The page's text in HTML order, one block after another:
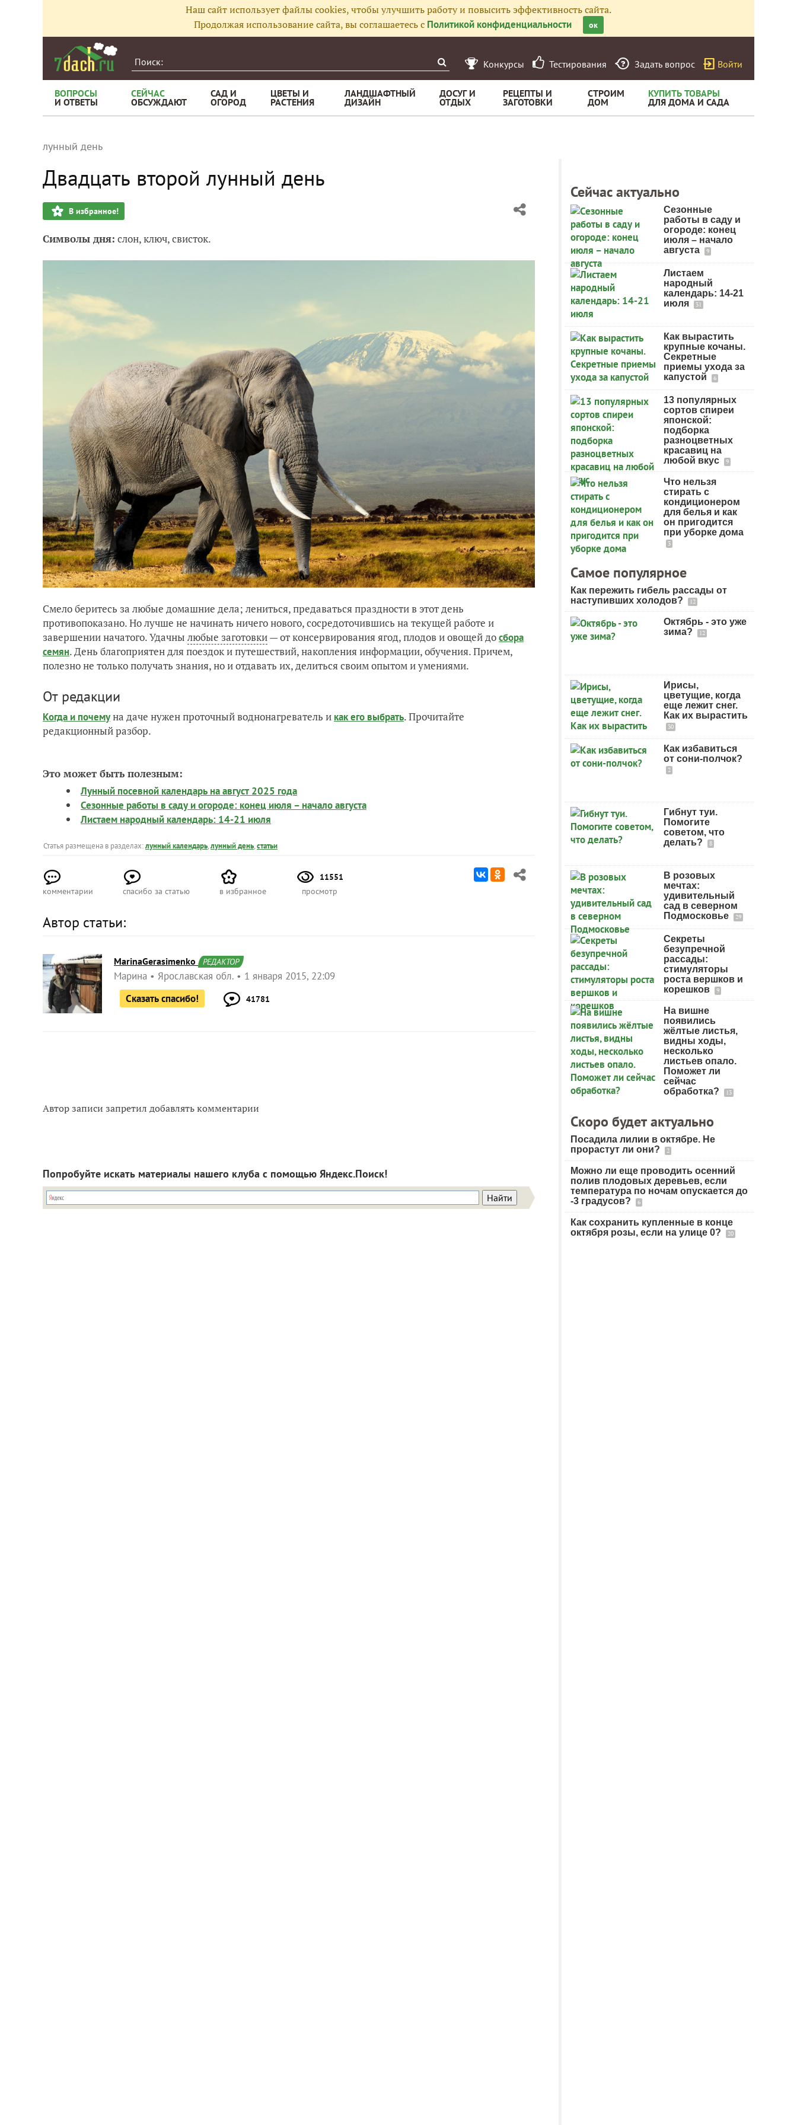
Наш сайт использует файлы cookies, чтобы улучшить работу и повысить эффективность сайта.
Продолжая использование сайта, вы соглашаетесь с Политикой конфиденциальности ок
Конкурсы Тестирования Задать вопрос Войти
ВОПРОСЫ
И ОТВЕТЫ
СЕЙЧАС
ОБСУЖДАЮТ
САД И
ОГОРОД
ЦВЕТЫ И
РАСТЕНИЯ
ЛАНДШАФТНЫЙ
ДИЗАЙН
ДОСУГ И
ОТДЫХ
РЕЦЕПТЫ И
ЗАГОТОВКИ
СТРОИМ
ДОМ
КУПИТЬ ТОВАРЫ
ДЛЯ ДОМА И САДА
лунный день
Двадцать второй лунный день
В избранное!
Символы дня: слон, ключ, свисток.
Смело беритесь за любые домашние дела; лениться, предаваться праздности в этот день
противопоказано. Но лучше не начинать ничего нового, сосредоточившись на текущей работе и
завершении начатого. Удачны любые заготовки— от консервирования ягод, плодов и овощей досбора
семян. День благоприятен для поездок и путешествий, накопления информации, обучения. Причем,
полезно не только получать знания, но и отдавать их, делиться своим опытом и умениями.
От редакции
Когда и почемуна даче нужен проточный воднонагреватель и как его выбрать. Прочитайте
редакционный разбор.
Это может быть полезным:
Лунный посевной календарь на август 2025 года
Сезонные работы в саду и огороде: конец июля – начало августа
Листаем народный календарь: 14-21 июля
Статья размещена в разделах:лунный календарь,лунный день,статьи
комментарии спасибо за статью в избранное
11551
просмотр
Автор статьи:
MarinaGerasimenko РЕДАКТОР
Марина Ярославская обл.
1 января 2015, 22:09
Сказать спасибо!
41781
Автор записи запретил добавлять комментарии
Попробуйте искать материалы нашего клуба с помощью Яндекс.Поиск!
Сейчас актуально
Сезонные
работы в саду и
огороде: конец
июля – начало
августа
9
Листаем
народный
календарь: 14-21
июля
31
Как вырастить
крупные кочаны.
Секретные
приемы ухода за
капустой
6
13 популярных
сортов спиреи
японской:
подборка
разноцветных
красавиц на
любой вкус
9
Что нельзя
стирать с
кондиционером
для белья и как
он пригодится
при уборке дома
3
Самое популярное
Как пережить гибель рассады от
наступивших холодов?
12
Октябрь - это уже
зима?
12
Ирисы,
цветущие, когда
еще лежит снег.
Как их вырастить
30
Как избавиться
от сони-полчок?
2
Гибнут туи.
Помогите
советом, что
делать?
8
В розовых
мечтах:
удивительный
сад в северном
Подмосковье
29
Секреты
безупречной
рассады:
стимуляторы
роста вершков и
корешков
9
На вишне
появились
жёлтые листья,
видны ходы,
несколько
листьев опало.
Поможет ли
сейчас
обработка?
13
Скоро будет актуально
Посадила лилии в октябре. Не
прорастут ли они?
2
Можно ли еще проводить осенний
полив плодовых деревьев, если
температура по ночам опускается до
-3 градусов?
6
Как сохранить купленные в конце
октября розы, если на улице 0?
20